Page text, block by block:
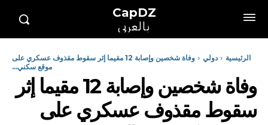
CapDZ
بالعربي
الرئيسية دولي
وفاة شخصين وإصابة 12 مقيما إثر سقوط مقذوف عسكري على
موقع سكني...
وفاة شخصين وإصابة 12 مقيما إثر
سقوط مقذوف عسكري على